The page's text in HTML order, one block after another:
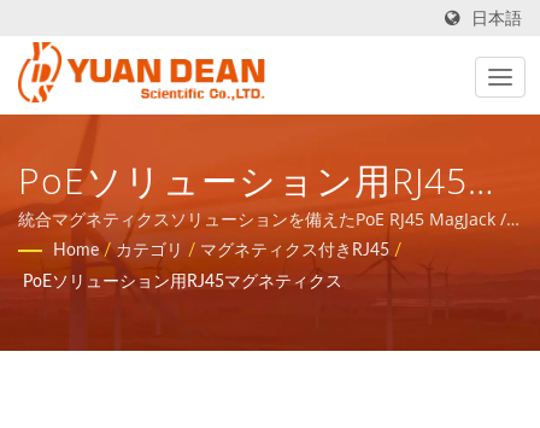
日本語
PoEソリューション用RJ45マ
グネティクス / YDS - 通信ネ
ットワークアプリケーション
統合マグネティクスソリューションを備えたPoE RJ45 MagJack /
YDS - 通信ネットワークアプリケーションの磁気コンポーネントと
電力製品のトータルソリューションを提供します。
Home / カテゴリ / マグネティクス付きRJ45 /
PoEソリューション用RJ45マグネティクス